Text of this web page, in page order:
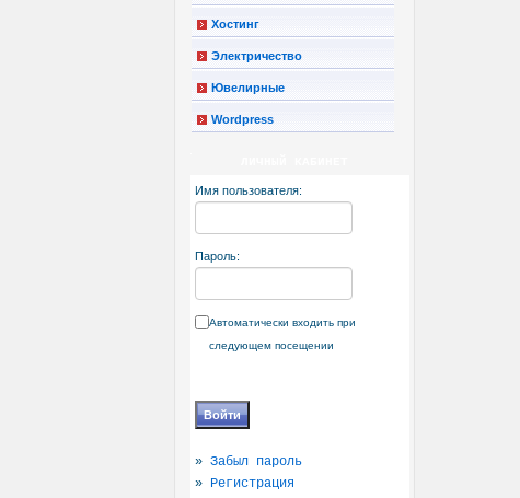
Хостинг
Электричество
Ювелирные
Wordpress
Имя пользователя:
Пароль:
Автоматически входить при
следующем посещении
»Забыл пароль
» Регистрация